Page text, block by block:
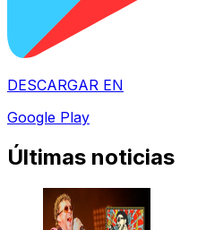
DESCARGAR EN
Google Play
Últimas noticias